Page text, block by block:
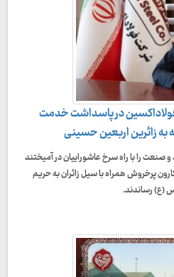
در پاسداشت خدمت
به زائرین اربعین حسینی
را با راه سرخ عاشوراییان در آمیختند
پرخروش همراه با سیل زائران به حریم
(ع) رساندند.